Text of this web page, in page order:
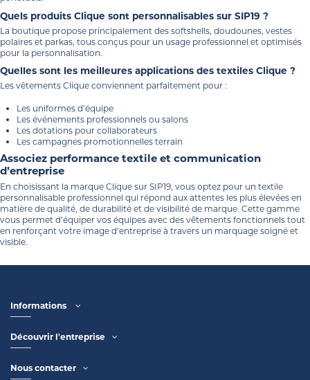
Quels produits Clique sont personnalisables sur SIP19 ?
La boutique propose principalement des softshells, doudounes, vestes
polaires et parkas, tous conçus pour un usage professionnel et optimisés
pour la personnalisation.
Quelles sont les meilleures applications des textiles Clique ?
Les vêtements Clique conviennent parfaitement pour :
Les uniformes d’équipe
Les événements professionnels ou salons
Les dotations pour collaborateurs
Les campagnes promotionnelles terrain
Associez performance textile et communication
d’entreprise
En choisissant la marque Clique sur SIP19, vous optez pour un textile
personnalisable professionnel qui répond aux attentes les plus élevées en
matière de qualité, de durabilité et de visibilité de marque. Cette gamme
vous permet d’équiper vos équipes avec des vêtements fonctionnels tout
en renforçant votre image d’entreprise à travers un marquage soigné et
visible.
Informations
Découvrir l'entreprise
Nous contacter